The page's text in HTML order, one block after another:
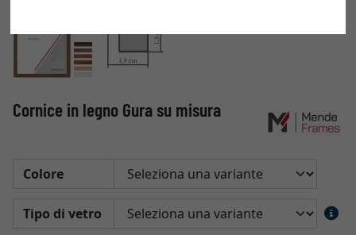
Cornice in legno Gura su misura
Colore
Tipo di vetro